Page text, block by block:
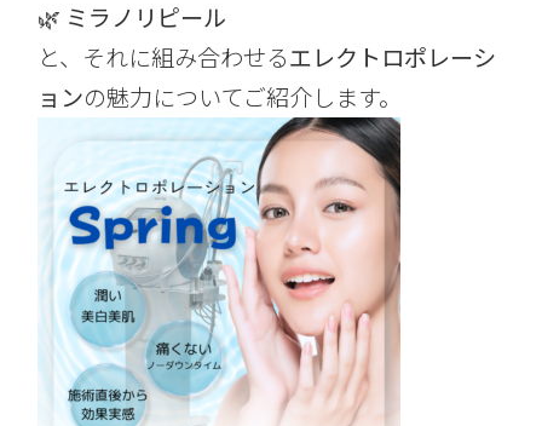
🌿 ミラノリピール
と、それに組み合わせるエレクトロポレーシ
ョンの魅力についてご紹介します。